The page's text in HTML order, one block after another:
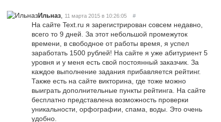
Ильназ 11 марта 2015 в 10:26:05 #
На сайте Text.ru я зарегистрирован совсем недавно,
всего то 9 дней. За этот небольшой промежуток
времени, в свободное от работы время, я успел
заработать 1500 рублей! На сайте я уже абитуриент 5
уровня и у меня есть свой постоянный заказчик. За
каждое выполнение задания прибавляется рейтинг.
Также есть на сайте викторина, где тоже можно
выиграть дополнительные пункты рейтинга. На сайте
бесплатно представлена возможность проверки
уникальности, орфографии, спама, воды. Это очень
удобно.